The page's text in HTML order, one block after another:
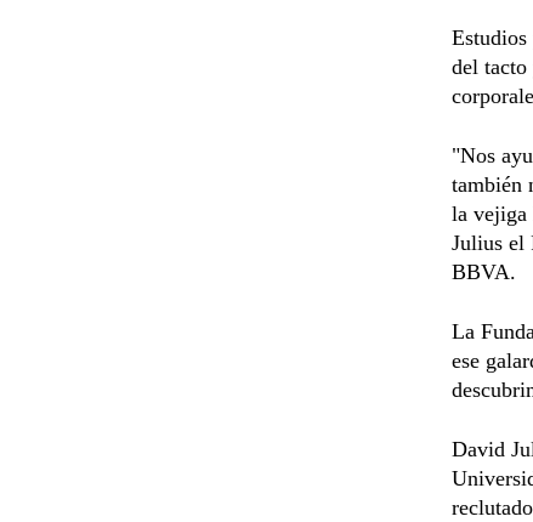
Estudios
del tacto
"Nos
también
la vejiga
Julius el
BBVA.
La
ese
David